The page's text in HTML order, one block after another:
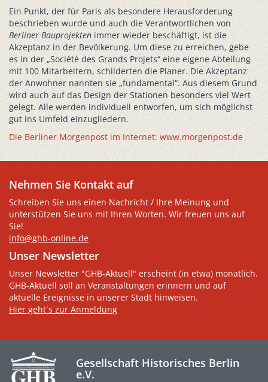
Ein Punkt, der für Paris als besondere Herausforderung
beschrieben wurde und auch die Verantwortlichen von
Berliner Bauprojekten immer wieder beschäftigt, ist die
Akzeptanz in der Bevölkerung. Um diese zu erreichen, gebe
es in der „Société des Grands Projets“ eine eigene Abteilung
mit 100 Mitarbeitern, schilderten die Planer. Die Akzeptanz
der Anwohner nannten sie „fundamental“. Aus diesem Grund
wird auch auf das Design der Stationen besonders viel Wert
gelegt. Alle werden individuell entworfen, um sich möglichst
gut ins Umfeld einzugliedern.
Die Berliner Morgenpost im Internet: www.morgenpost.de
Nehmen Sie Kontakt auf
Schreiben Sie uns einen Nachricht / Ihre Meinung und
unterstützen Sie uns mit Ihren Worten. Wir freuen uns auf
Sie!
info@ghb-online.de
Unser Newsletter
Unser Newsletter "GHB-Aktuell" erscheint (in etwa) monatlich.
GHB-Aktuell soll an Veranstaltungen erinnern und auf
aktuelle Ereignisse in unserer Stadt hinweisen.
Hier geht´s zur Anmeldung
Gesellschaft Historisches Berlin
e.V.